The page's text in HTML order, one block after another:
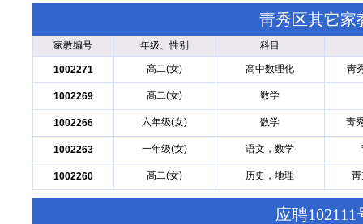
靑秀区其它家
家教编号 年级、性别 科目
1002271 高二(女) 高中数理化 靑
1002269 高二(女) 数学
1002266 六年级(女) 数学 靑
1002263 一年级(女) 语文，数学
1002260 高二(女) 历史，地理
应聘